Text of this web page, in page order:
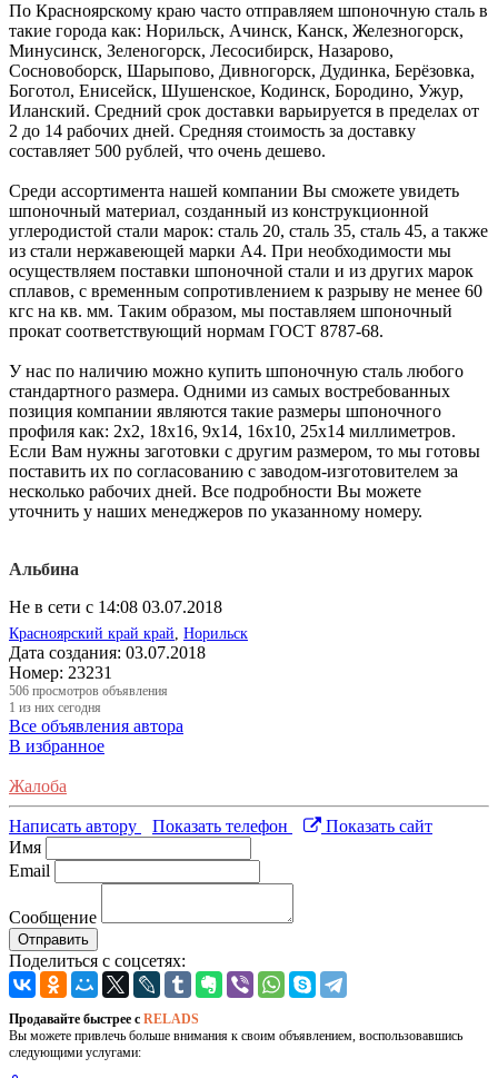
По Красноярскому краю часто отправляем шпоночную сталь в
такие города как: Норильск, Ачинск, Канск, Железногорск,
Минусинск, Зеленогорск, Лесосибирск, Назарово,
Сосновоборск, Шарыпово, Дивногорск, Дудинка, Берёзовка,
Боготол, Енисейск, Шушенское, Кодинск, Бородино, Ужур,
Иланский. Средний срок доставки варьируется в пределах от
2 до 14 рабочих дней. Средняя стоимость за доставку
составляет 500 рублей, что очень дешево.
Среди ассортимента нашей компании Вы сможете увидеть
шпоночный материал, созданный из конструкционной
углеродистой стали марок: сталь 20, сталь 35, сталь 45, а также
из стали нержавеющей марки А4. При необходимости мы
осуществляем поставки шпоночной стали и из других марок
сплавов, с временным сопротивлением к разрыву не менее 60
кгс на кв. мм. Таким образом, мы поставляем шпоночный
прокат соответствующий нормам ГОСТ 8787-68.
У нас по наличию можно купить шпоночную сталь любого
стандартного размера. Одними из самых востребованных
позиция компании являются такие размеры шпоночного
профиля как: 2х2, 18х16, 9х14, 16х10, 25х14 миллиметров.
Если Вам нужны заготовки с другим размером, то мы готовы
поставить их по согласованию с заводом-изготовителем за
несколько рабочих дней. Все подробности Вы можете
уточнить у наших менеджеров по указанному номеру.
Альбина
Не в сети с 14:08 03.07.2018
Красноярский край край, Норильск
Дата создания: 03.07.2018
Номер: 23231
506 просмотров объявления
1 из них сегодня
Все объявления автора
В избранное
Жалоба
Написать автору Показать телефон
Показать сайт
Имя
Email
Сообщение
Отправить
Поделиться с соцсетях:
Продавайте быстрее с RELADS
Вы можете привлечь больше внимания к своим объявлением, воспользовавшись
следующими услугами: